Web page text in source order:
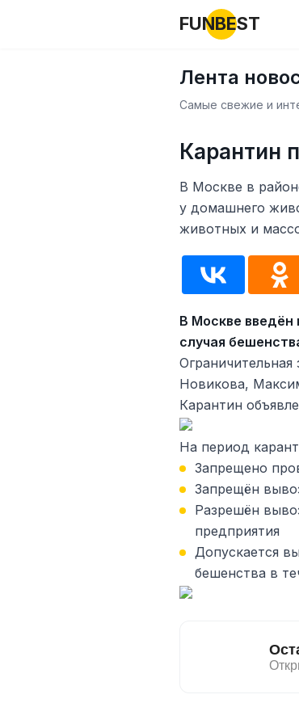
FUNBEST
Лента
Самые свежие и
Карантин
В Москве в
у домашнего
животных и
В Москве введён
случая
Новикова,
Карантин
На период
Запрещено
Запрещён
Разрешён
предприятия
Допускается
бешенства в